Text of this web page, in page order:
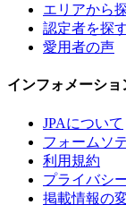
エリアから
認定者を探
愛用者の声
インフォメーショ
JPAについて
フォームソ
利用規約
プライバシ
掲載情報の